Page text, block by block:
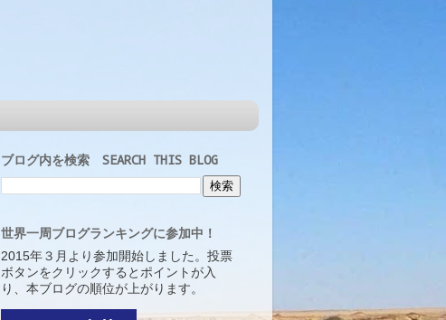
ブログ内を検索 SEARCH THIS BLOG
世界一周ブログランキングに参加中！
2015年３月より参加開始しました。投票
ボタンをクリックするとポイントが入
り、本ブログの順位が上がります。